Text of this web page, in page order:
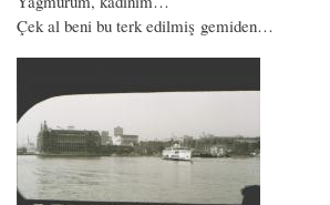
Çek al beni bu terk edilmiş gemiden…